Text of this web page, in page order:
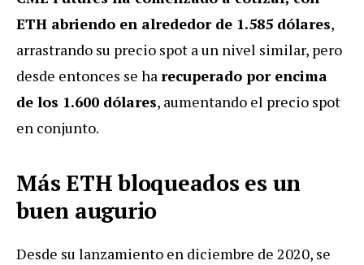
ETH abriendo en alrededor de 1.585 dólares,
arrastrando su precio spot a un nivel similar, pero
desde entonces se harecuperado por encima
de los 1.600 dólares, aumentando el precio spot
en conjunto.
Más ETH bloqueados es un
buen augurio
Desde su lanzamiento en diciembre de 2020, se